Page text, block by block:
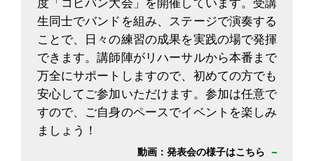
度「コピバン大会」を開催しています。受講
生同士でバンドを組み、ステージで演奏する
ことで、日々の練習の成果を実践の場で発揮
できます。講師陣がリハーサルから本番まで
万全にサポートしますので、初めての方でも
安心してご参加いただけます。参加は任意で
すので、ご自身のペースでイベントを楽しみ
ましょう！
動画：発表会の様子はこちら